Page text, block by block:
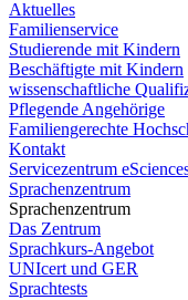
Aktuelles
Familienservice
Studierende mit Kindern
Beschäftigte mit Kindern
wissenschaftliche
Pflegende Angehörige
Familiengerechte
Kontakt
Servicezentrum
Sprachenzentrum
Sprachenzentrum
Das Zentrum
Sprachkurs-Angebot
UNIcert und GER
Sprachtests